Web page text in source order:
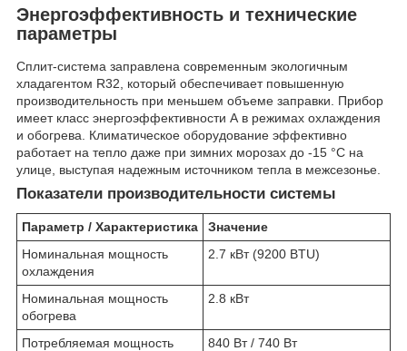
Энергоэффективность и технические
параметры
Сплит-система заправлена современным экологичным
хладагентом R32, который обеспечивает повышенную
производительность при меньшем объеме заправки. Прибор
имеет класс энергоэффективности А в режимах охлаждения
и обогрева. Климатическое оборудование эффективно
работает на тепло даже при зимних морозах до -15 °C на
улице, выступая надежным источником тепла в межсезонье.
Показатели производительности системы
Параметр / Характеристика
Значение
Номинальная мощность
охлаждения
2.7 кВт (9200 BTU)
Номинальная мощность
обогрева
2.8 кВт
Потребляемая мощность
840 Вт / 740 Вт